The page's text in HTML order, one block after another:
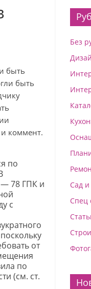
быть
быть
и коммент.
по
— 78 ГПК и
с
от
по
(см. ст.
Без
Сад
Спец